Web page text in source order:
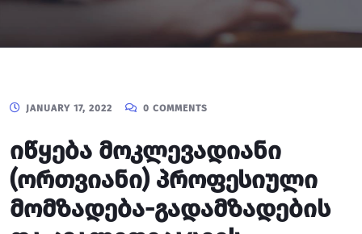
JANUARY 17, 2022 0 COMMENTS
იწყება მოკლევადიანი
(ორთვიანი) პროფესიული
მომზადება-გადამზადების